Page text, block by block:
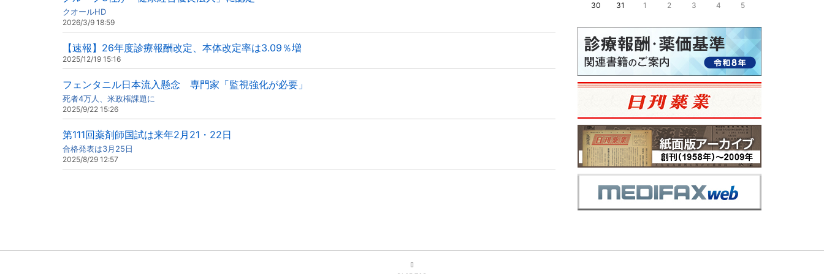
クオールHD
2026/3/9 18:59
【速報】26年度診療報酬改定、本体改定率は3.09％増
2025/12/19 15:16
フェンタニル日本流入懸念 専門家「監視強化が必要」
死者4万人、米政権課題に
2025/9/22 15:26
第111回薬剤師国試は来年2月21・22日
合格発表は3月25日
2025/8/29 12:57
30 31 1 2 3 4 5